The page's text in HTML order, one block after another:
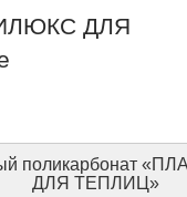
ДЛЯ
поликарбонат
ДЛЯ ТЕПЛИЦ»